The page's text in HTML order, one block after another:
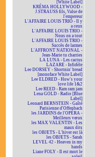
[White Label]
KRÉMA HOLLYWOOD -
J.STRAUSS fils, Valse de
l'empereur
L'AFFAIRE LOUIS TRIO - Il y
a ceux
L'AFFAIRE LOUIS TRIO -
Nous on a tout
L'AFFAIRE LOUIS TRIO -
Succès de larmes
L'AFFRONT NATIONAL -
Jean-Marie tu charries
LA LUNA - Les cactus
LAZARE - Infidèle
Lee DORSEY - Shortnin' bread
[monoface White Label]
Lee ELDRED - How's your
love life 1&2
Lee REED - Ram ram jam
Lena GOLD - Radio [Blue
Label]
Leonard BERNSTEIN - Gaîté
Parisienne d'Offenbach
les JARDINS de l'OPÉRA -
Meilleurs vœux
les MAX VALENTIN - Les
maux dits
les OBJETS - L'hiver est là
les OBJETS - Sarah
LEVEL 42 - Heaven in my
hands
Liane FOLY - Il est mort le